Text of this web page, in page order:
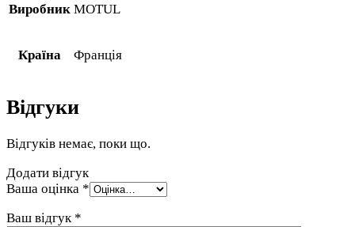
Виробник MOTUL
Країна Франція
Відгуки
Відгуків немає, поки що.
Додати відгук
Ваша оцінка *
Ваш відгук *